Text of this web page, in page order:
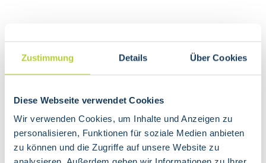
Zustimmung Details Über Cookies
Diese Webseite verwendet Cookies
Wir verwenden Cookies, um Inhalte und Anzeigen zu
personalisieren, Funktionen für soziale Medien anbieten
zu können und die Zugriffe auf unsere Website zu
und Frauen.
sein und sich in unterschiedlicher Form
Problem ist, dass sich viele Frauen gar nicht mehr so
recht beobachten können, oder nie gelernt haben, auf
sich und den eigenen Körper zu achten. Sie sagen dann,
ihre Mens sei normal und sie hätten einfach Schmerzen.